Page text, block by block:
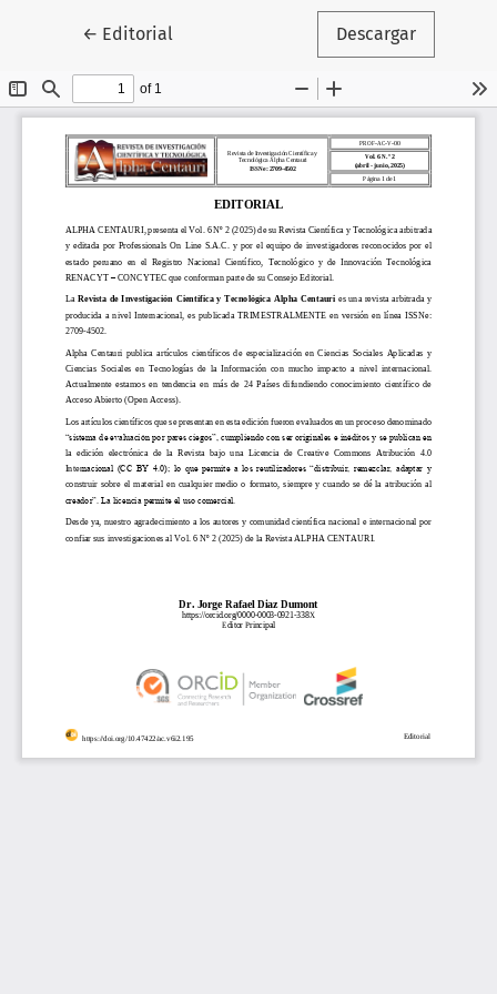
← Volver a los detalles del artículo
Editorial Descargar